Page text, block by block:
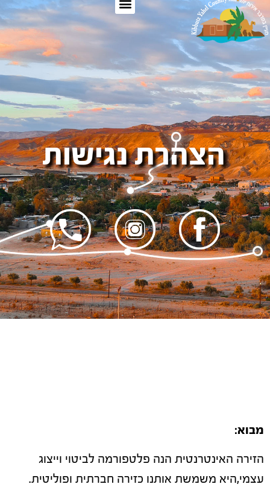
הצהרת נגישות
מבוא:
הזירה האינטרנטית הנה פלטפורמה לביטוי וייצוג
עצמי,היא משמשת אותנו כזירה חברתית ופוליטית.